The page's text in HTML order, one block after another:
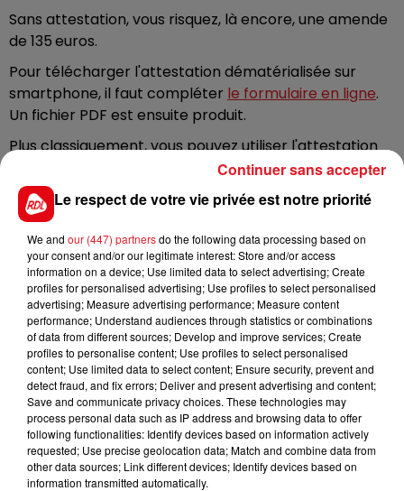
Sans attestation, vous risquez, là encore, une amende
de 135euros.
Pour télécharger l'attestation dématérialisée sur
smartphone, il faut compléter le formulaire en ligne.
Un fichier PDF est ensuite produit.
Plus classiquement, vous pouvez utiliser l'attestation
en version papier. Elle est disponible au
téléchargement
ici
, et sur le site du ministère de
l'intérieur.
Vous pouvez également produire votre propre
attestation sur papier libre si vous ne disposez pas
d'imprimante.
DEUX AUTRES ATTESTATIONS
Pour rappel, l'attestation de déplacement
dérogatoire est valable pour une seule sortie. Pour les
déplacements entre le domicile et le lieu de
travail,une attestation employeur spécifiqueest
disponible. Sur le même raisonnement, voiciune autre
attestationpour aller chercher ses enfants à l'école.
Le respect de votre vie privée est notre priorité
We and our (447) partnersdo the following data processing based on
your consent and/or our legitimate interest: Store and/or access
information on a device; Use limited data to select advertising; Create
profiles for personalised advertising; Use profiles to select personalised
advertising; Measure advertising performance; Measure content
performance; Understand audiences through statistics or combinations
of data from different sources; Develop and improve services; Create
profiles to personalise content; Use profiles to select personalised
content; Use limited data to select content; Ensure security, prevent and
detect fraud, and fix errors; Deliver and present advertising and content;
Save and communicate privacy choices. These technologies may
process personal data such as IP address and browsing data to offer
following functionalities: Identify devices based on information actively
requested; Use precise geolocation data; Match and combine data from
other data sources; Link different devices; Identify devices based on
information transmitted automatically.
Continuer sans accepter